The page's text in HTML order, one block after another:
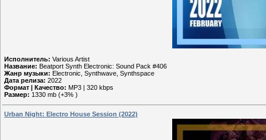
Исполнитель: Various Artist
Название: Beatport Synth Electronic: Sound Pack #406
Жанр музыки: Electronic, Synthwave, Synthspace
Дата релиза: 2022
Формат | Качество: MP3 | 320 kbps
Размер: 1330 mb (+3% )
Urban Night: Electro House Session (2022)